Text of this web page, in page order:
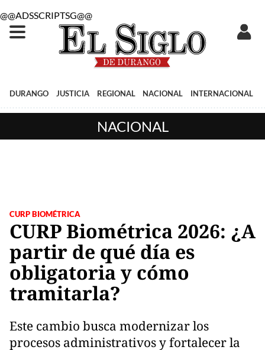
@@ADSSCRIPTSG@@
DURANGO JUSTICIA REGIONAL NACIONAL INTERNACIONAL
NACIONAL
CURP BIOMÉTRICA
CURP Biométrica 2026: ¿A
partir de qué día es
obligatoria y cómo
tramitarla?
Este cambio busca modernizar los
procesos administrativos y fortalecer la